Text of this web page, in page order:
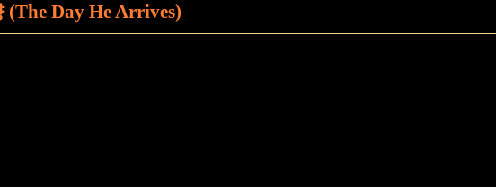
(The Day He Arrives)